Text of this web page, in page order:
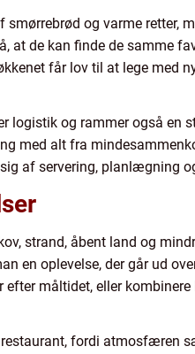
og varme retter,
at de kan finde de samme
får lov til at lege med
logistik og rammer også en
med alt fra
af servering, planlægning
strand, åbent land og
en oplevelse, der går ud
måltidet, eller
fordi atmosfæren